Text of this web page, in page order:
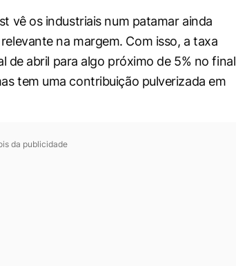
vê os industriais num patamar ainda
na margem. Com isso, a taxa
de abril para algo próximo de 5% no final
tem uma contribuição pulverizada em
da publicidade